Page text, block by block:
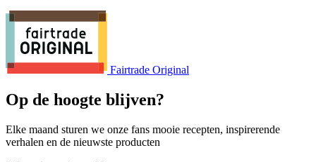
Fairtrade Original
Op de hoogte blijven?
Elke maand sturen we onze fans mooie recepten, inspirerende
verhalen en de nieuwste producten